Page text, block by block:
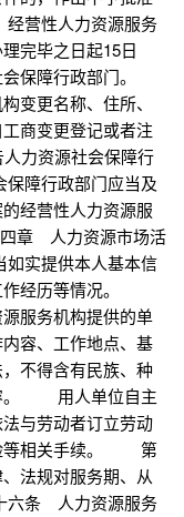
营性人力资源服务
完毕之日起15日
保障行政部门。
更名称、住所、
商变更登记或者注
力资源社会保障行
障行政部门应当及
经营性人力资源服
章 人力资源市场活
实提供本人基本信
作经历等情况。
服务机构提供的单
容、工作地点、基
不得含有民族、种
容。 用人单位自主
与劳动者订立劳动
险等相关手续。 第
法规对服务期、从
条 人力资源服务